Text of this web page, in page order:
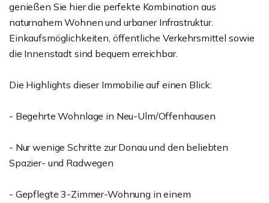
genießen Sie hier die perfekte Kombination aus
naturnahem Wohnen und urbaner Infrastruktur.
Einkaufsmöglichkeiten, öffentliche Verkehrsmittel sowie
die Innenstadt sind bequem erreichbar.
Die Highlights dieser Immobilie auf einen Blick:
- Begehrte Wohnlage in Neu-Ulm/Offenhausen
- Nur wenige Schritte zur Donau und den beliebten
Spazier- und Radwegen
- Gepflegte 3-Zimmer-Wohnung in einem